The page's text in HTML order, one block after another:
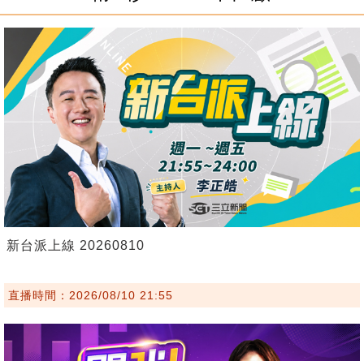
新台派上線 20260810
直播時間：2026/08/10 21:55